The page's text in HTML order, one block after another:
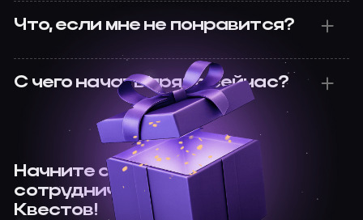
Что, если мне не понравится?
С чего начать прямо сейчас?
Начните сегодня
сотрудничество с Миром
Квестов!